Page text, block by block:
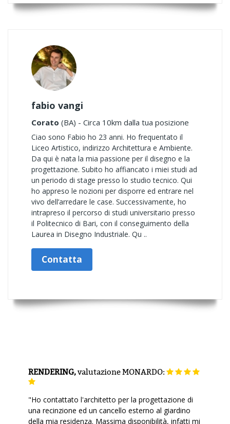
fabio vangi
Corato (BA) - Circa 10km dalla tua posizione
Ciao sono Fabio ho 23 anni. Ho frequentato il
Liceo Artistico, indirizzo Architettura e Ambiente.
Da qui è nata la mia passione per il disegno e la
progettazione. Subito ho affiancato i miei studi ad
un periodo di stage presso lo studio tecnico. Qui
ho appreso le nozioni per disporre ed entrare nel
vivo dell’arredare le case. Successivamente, ho
intrapreso il percorso di studi universitario presso
il Politecnico di Bari, con il conseguimento della
Laurea in Disegno Industriale. Qu ..
Contatta
RENDERING,valutazioneMONARDO:
"Ho contattato l'architetto per la progettazione di
una recinzione ed un cancello esterno al giardino
della mia residenza. Massima disponibilità, infatti mi